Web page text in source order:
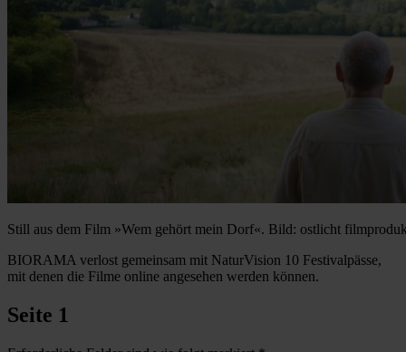
Still aus dem Film »Wem gehört mein Dorf«. Bild: ostlicht
BIORAMA verlost gemeinsam mit NaturVision 10 Festivalpässe,
mit denen die Filme online angesehen werden können.
Seite 1